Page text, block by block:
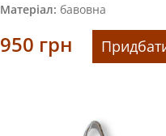
Матеріал: бавовна
950 грн